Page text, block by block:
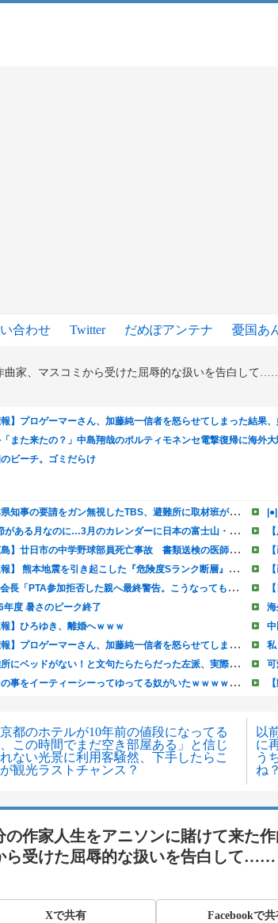
合わせ Twitter だめぽアンテナ 憂国あ
曲家、マスコミから受けた屈辱的な扱いを告白して
京都のホテルが10年前の値段になってる
この時間でまだ空き部屋ある」と信じ
ない光景に利用客騒然、下手したらこ
観光ラストチャンス？
以
に
う
ね
の作家人生をアニソンに賭けて来た
ら受けた屈辱的な扱いを告白して……
Xで共有 Facebookで共